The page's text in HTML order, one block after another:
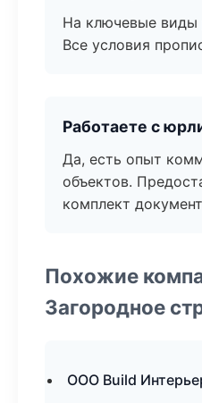
На ключевые виды
Все условия
Работаете с
Да, есть опыт
объектов.
комплект
Похожие
Загородное
ООО Build